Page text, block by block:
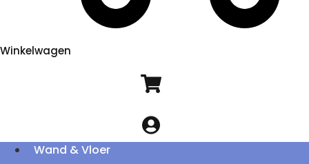
Winkelwagen
Wand & Vloer